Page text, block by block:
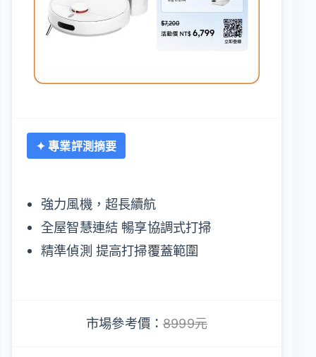
✦ 專業評測摘要
強力風機，超長續航
全屋智慧連結 暢享協調式打掃
精準偵測 提高打掃覆蓋範圍
市場參考價：8999元